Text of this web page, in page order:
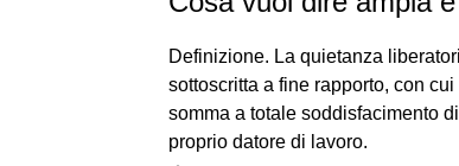
Definizione. La quietanza
sottoscritta a fine rapporto, con
somma a totale soddisfacimento
proprio datore di lavoro.